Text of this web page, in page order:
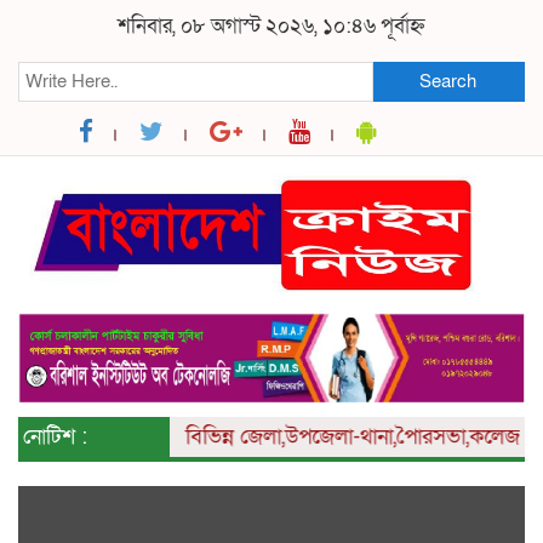
শনিবার, ০৮ অগাস্ট ২০২৬, ১০:৪৬ পূর্বাহ্ন
Search
নোটিশ : বিভিন্নজেলা,উপজেলা-থানা,পৈারসভা,কলেজ ও